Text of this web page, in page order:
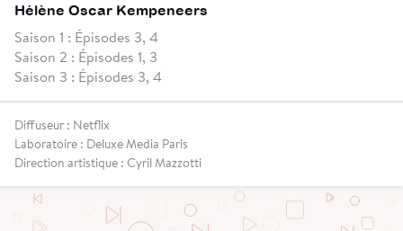
Hélène Oscar Kempeneers
Saison 1 : Épisodes 3, 4
Saison 2 : Épisodes 1, 3
Saison 3 : Épisodes 3, 4
Diffuseur : Netflix
Laboratoire : Deluxe Media Paris
Direction artistique : Cyril Mazzotti